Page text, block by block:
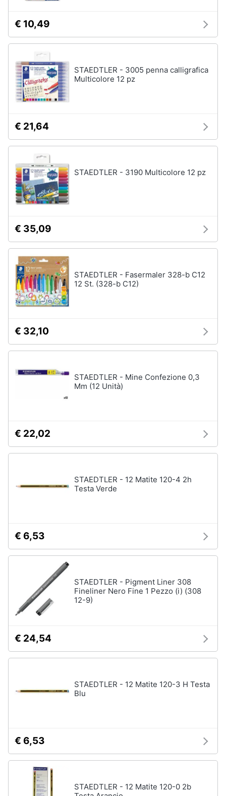
€ 10,49
STAEDTLER - 3005 penna calligrafica
Multicolore 12 pz
€ 21,64
STAEDTLER - 3190 Multicolore 12 pz
€ 35,09
STAEDTLER - Fasermaler 328-b C12
12 St. (328-b C12)
€ 32,10
STAEDTLER - Mine Confezione 0,3
Mm (12 Unità)
€ 22,02
STAEDTLER - 12 Matite 120-4 2h
Testa Verde
€ 6,53
STAEDTLER - Pigment Liner 308
Fineliner Nero Fine 1 Pezzo (i) (308
12-9)
€ 24,54
STAEDTLER - 12 Matite 120-3 H Testa
Blu
€ 6,53
STAEDTLER - 12 Matite 120-0 2b